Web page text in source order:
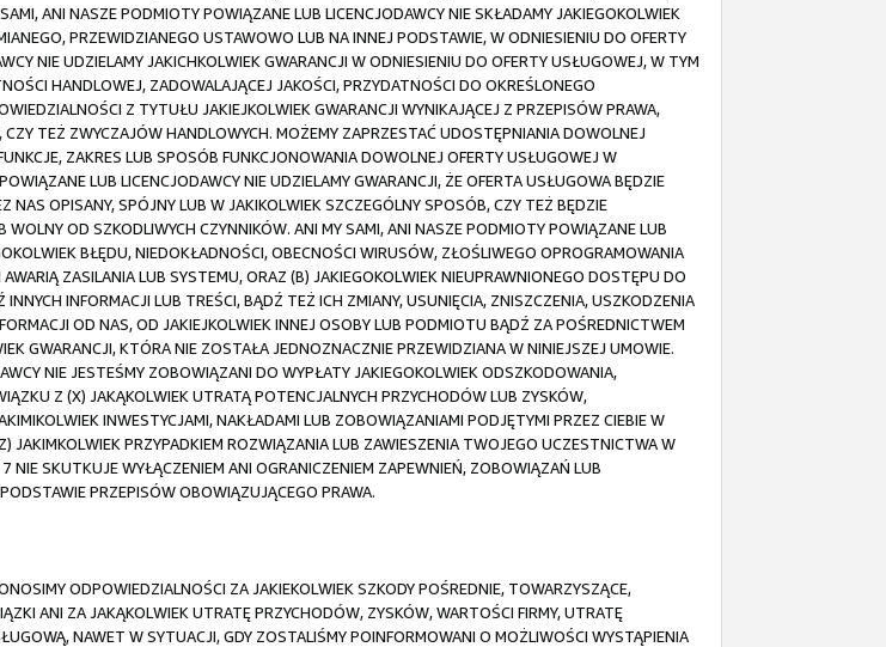
ANI NASZE PODMIOTY POWIĄZANE LUB LICENCJODAWCY NIE SKŁADAMY JAKIEGOKOLWIEK
PRZEWIDZIANEGO USTAWOWO LUB NA INNEJ PODSTAWIE, W ODNIESIENIU DO OFERTY
NIE UDZIELAMY JAKICHKOLWIEK GWARANCJI W ODNIESIENIU DO OFERTY USŁUGOWEJ, W TYM
HANDLOWEJ, ZADOWALAJĄCEJ JAKOŚCI, PRZYDATNOŚCI DO OKREŚLONEGO
Z TYTUŁU JAKIEJKOLWIEK GWARANCJI WYNIKAJĄCEJ Z PRZEPISÓW PRAWA,
TEŻ ZWYCZAJÓW HANDLOWYCH. MOŻEMY ZAPRZESTAĆ UDOSTĘPNIANIA DOWOLNEJ
ZAKRES LUB SPOSÓB FUNKCJONOWANIA DOWOLNEJ OFERTY USŁUGOWEJ W
LUB LICENCJODAWCY NIE UDZIELAMY GWARANCJI, ŻE OFERTA USŁUGOWA BĘDZIE
OPISANY, SPÓJNY LUB W JAKIKOLWIEK SZCZEGÓLNY SPOSÓB, CZY TEŻ BĘDZIE
OD SZKODLIWYCH CZYNNIKÓW. ANI MY SAMI, ANI NASZE PODMIOTY POWIĄZANE LUB
BŁĘDU, NIEDOKŁADNOŚCI, OBECNOŚCI WIRUSÓW, ZŁOŚLIWEGO OPROGRAMOWANIA
ZASILANIA LUB SYSTEMU, ORAZ (B) JAKIEGOKOLWIEK NIEUPRAWNIONEGO DOSTĘPU DO
INFORMACJI LUB TREŚCI, BĄDŹ TEŻ ICH ZMIANY, USUNIĘCIA, ZNISZCZENIA, USZKODZENIA
OD NAS, OD JAKIEJKOLWIEK INNEJ OSOBY LUB PODMIOTU BĄDŹ ZA POŚREDNICTWEM
GWARANCJI, KTÓRA NIE ZOSTAŁA JEDNOZNACZNIE PRZEWIDZIANA W NINIEJSZEJ UMOWIE.
NIE JESTEŚMY ZOBOWIĄZANI DO WYPŁATY JAKIEGOKOLWIEK ODSZKODOWANIA,
Z (X) JAKĄKOLWIEK UTRATĄ POTENCJALNYCH PRZYCHODÓW LUB ZYSKÓW,
INWESTYCJAMI, NAKŁADAMI LUB ZOBOWIĄZANIAMI PODJĘTYMI PRZEZ CIEBIE W
PRZYPADKIEM ROZWIĄZANIA LUB ZAWIESZENIA TWOJEGO UCZESTNICTWA W
SKUTKUJE WYŁĄCZENIEM ANI OGRANICZENIEM ZAPEWNIEŃ, ZOBOWIĄZAŃ LUB
PRZEPISÓW OBOWIĄZUJĄCEGO PRAWA.
ODPOWIEDZIALNOŚCI ZA JAKIEKOLWIEK SZKODY POŚREDNIE, TOWARZYSZĄCE,
ANI ZA JAKĄKOLWIEK UTRATĘ PRZYCHODÓW, ZYSKÓW, WARTOŚCI FIRMY, UTRATĘ
NAWET W SYTUACJI, GDY ZOSTALIŚMY POINFORMOWANI O MOŻLIWOŚCI WYSTĄPIENIA